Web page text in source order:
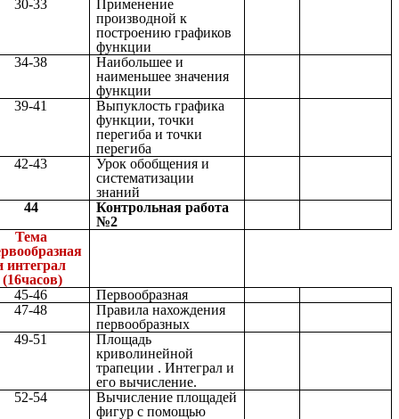
30-33
Применение
производной к
построению графиков
функции
34-38
Наибольшее и
наименьшее значения
функции
39-41
Выпуклость графика
функции, точки
перегиба и точки
перегиба
42-43
Урок обобщения и
систематизации
знаний
44
Контрольная работа
№2
Тема
интеграл
(16часов)
45-46
Первообразная
47-48
Правила нахождения
первообразных
49-51
Площадь
криволинейной
трапеции . Интеграл и
его вычисление.
52-54
Вычисление площадей
фигур с помощью